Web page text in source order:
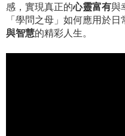
感，實現真正的心靈富有與
「學問之母」如何應用於
與智慧的精彩人生。